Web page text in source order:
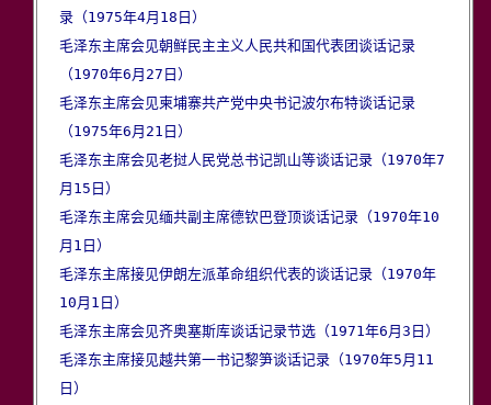
录（1975年4月18日）
毛泽东主席会见朝鲜民主主义人民共和国代表团谈话记录
（1970年6月27日）
毛泽东主席会见柬埔寨共产党中央书记波尔布特谈话记录
（1975年6月21日）
毛泽东主席会见老挝人民党总书记凯山等谈话记录（1970年7
月15日）
毛泽东主席会见缅共副主席德钦巴登顶谈话记录（1970年10
月1日）
毛泽东主席接见伊朗左派革命组织代表的谈话记录（1970年
10月1日）
毛泽东主席会见齐奥塞斯库谈话记录节选（1971年6月3日）
毛泽东主席接见越共第一书记黎笋谈话记录（1970年5月11
日）